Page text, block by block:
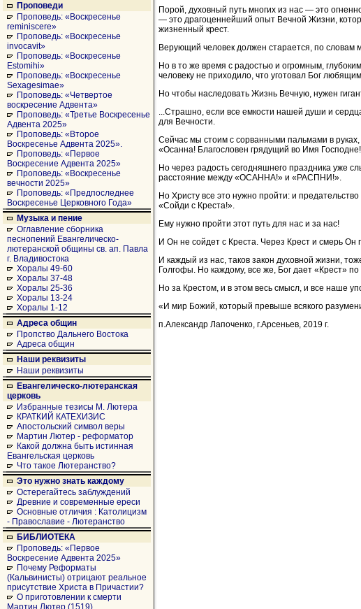
Проповеди
Проповедь: «Воскресенье
reminiscere»
Проповедь: «Воскресенье
invocavit»
Проповедь: «Воскресенье
Estomihi»
Проповедь: «Воскресенье
Sexagesimae»
Проповедь: «Четвертое
воскресение Адвента»
Проповедь: «Третье Воскресенье
Адвента 2025»
Проповедь: «Второе
Воскресенье Адвента 2025».
Проповедь: «Первое
Воскресение Адвента 2025»
Проповедь: «Воскресенье
вечности 2025»
Проповедь: «Предпоследнее
Воскресенье Церковного Года»
Музыка и пение
Оглавление сборника
песнопений Евангелическо-
лютеранской общины св. ап. Павла
г. Владивостока
Хоралы 49-60
Хоралы 37-48
Хоралы 25-36
Хоралы 13-24
Хоралы 1-12
Адреса общин
Пропство Дальнего Востока
Адреса общин
Наши реквизиты
Наши реквизиты
Евангелическо-лютеранская
церковь
Избранные тезисы М. Лютера
КРАТКИЙ КАТЕХИЗИС
Апостольский символ веры
Мартин Лютер - реформатор
Какой должна быть истинная
Евангельская церковь
Что такое Лютеранство?
Это нужно знать каждому
Остерегайтесь заблуждений
Древние и современные ереси
Основные отличия : Католицизм
- Православие - Лютеранство
БИБЛИОТЕКА
Проповедь: «Первое
Воскресение Адвента 2025»
Почему Реформаты
(Кальвинисты) отрицают реальное
присутствие Христа в Причастии?
О приготовлении к смерти
Мартин Лютер (1519)
Порой, духовный путь многих из нас — это
— это драгоценнейший опыт Вечной Жизни,
жизненный крест.
Верующий человек должен старается, по словам
Но в то же время с радостью и огромным,
человеку не приходило, что уготовал Бог
Но чтобы наследовать Жизнь Вечную, нужен
...Страшно, если все емкости нашей души и
для Вечности.
Сейчас мы стоим с сорванными пальмами в
«Осанна! Благословен грядущий во Имя
Но через радость сегодняшнего праздника уже
расстояние между «ОСАННА!» и «РАСПНИ!».
Но Христу все это нужно пройти: и
«Сойди с Креста!».
Ему нужно пройти этот путь для нас и за нас!
И Он не сойдет с Креста. Через Крест и смерь Он
И каждый из нас, таков закон духовной жизни,
Голгофы. Но каждому, все же, Бог дает «Крест»
Но за Крестом, и в этом весь смысл, и все наше
«И мир Божий, который превыше всякого
п.Александр Лапоченко, г.Арсеньев, 2019 г.